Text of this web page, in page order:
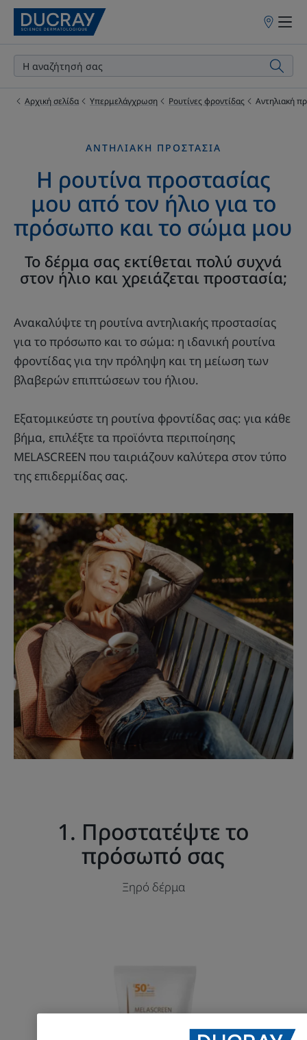
Σημεία
Αρχική σελίδα Υπερμελάγχρωση Ρουτίνες φροντίδας Αντηλιακή
ΑΝΤΗΛΙΑΚΉ ΠΡΟΣΤΑΣΊΑ
Η ρουτίνα προστασίας
μου από τον ήλιο για το
πρόσωπο και το σώμα μου
Το δέρμα σας εκτίθεται πολύ συχνά
στον ήλιο και χρειάζεται προστασία;
Ανακαλύψτε τη ρουτίνα αντηλιακής προστασίας
για το πρόσωπο και το σώμα: η ιδανική ρουτίνα
φροντίδας για την πρόληψη και τη μείωση των
βλαβερών επιπτώσεων του ήλιου.
Εξατομικεύστε τη ρουτίνα φροντίδας σας: για κάθε
βήμα, επιλέξτε τα προϊόντα περιποίησης
MELASCREEN που ταιριάζουν καλύτερα στον τύπο
της επιδερμίδας σας.
1. Προστατέψτε το
πρόσωπό σας
Ξηρό δέρμα
των
κηλίδων
SPF50+